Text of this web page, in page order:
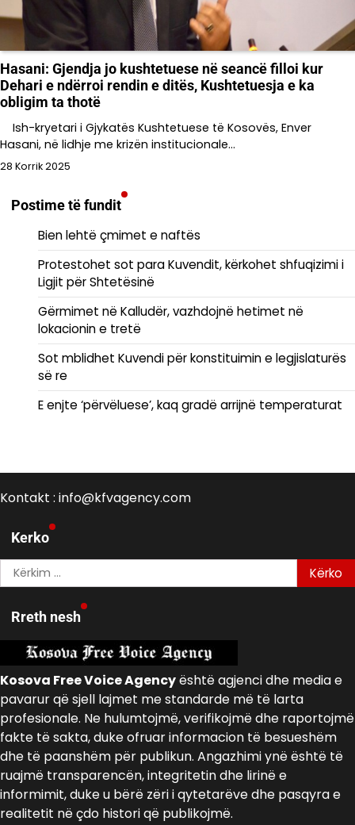
Hasani: Gjendja jo kushtetuese në seancë filloi kur
Dehari e ndërroi rendin e ditës, Kushtetuesja e ka
obligim ta thotë
Ish-kryetari i Gjykatës Kushtetuese të Kosovës, Enver
Hasani, në lidhje me krizën institucionale…
28 Korrik 2025
Postime të fundit
Bien lehtë çmimet e naftës
Protestohet sot para Kuvendit, kërkohet shfuqizimi i
Ligjit për Shtetësinë
Gërmimet në Kalludër, vazhdojnë hetimet në
lokacionin e tretë
Sot mblidhet Kuvendi për konstituimin e legjislaturës
së re
E enjte ‘përvëluese’, kaq gradë arrijnë temperaturat
Kontakt : info@kfvagency.com
Kerko
Kërko
për:
Rreth nesh
Kosova Free Voice Agencyështë agjenci dhe media e
pavarur që sjell lajmet me standarde më të larta
profesionale. Ne hulumtojmë, verifikojmë dhe raportojmë
fakte të sakta, duke ofruar informacion të besueshëm
dhe të paanshëm për publikun. Angazhimi ynë është të
ruajmë transparencën, integritetin dhe lirinë e
informimit, duke u bërë zëri i qytetarëve dhe pasqyra e
realitetit në çdo histori që publikojmë.